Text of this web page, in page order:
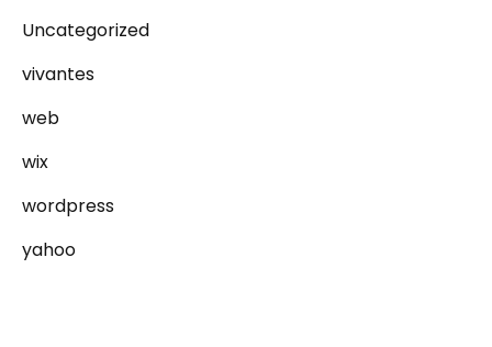
Uncategorized
vivantes
web
wix
wordpress
yahoo